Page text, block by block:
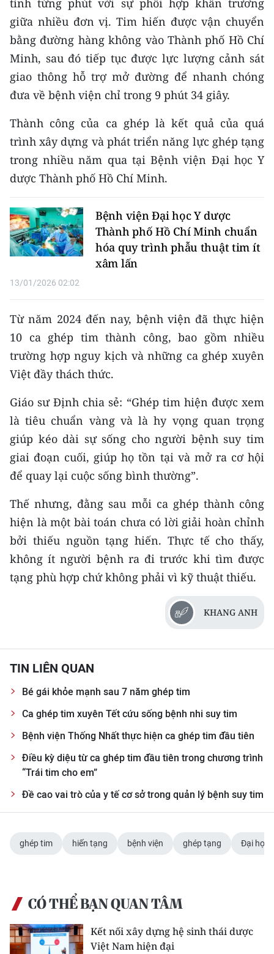
CHUYÊN ĐỀ
CÁC CHUYÊN TRANG
VỀ BÁO NHÂN DÂN
THỜI NAY
NHÂN DÂN CUỐI TUẦN
NHÂN DÂN HẰNG THÁNG
MUA BÁO
ĐỌC BÁO IN
ENGLISH
中文
FRANÇAIS
РУССКИЙ
ESPAÑOL
한국어
tính từng phút với sự phối hợp khẩn trương
giữa nhiều đơn vị. Tim hiến được vận chuyển
bằng đường hàng không vào Thành phố Hồ Chí
Minh, sau đó tiếp tục được lực lượng cảnh sát
giao thông hỗ trợ mở đường để nhanh chóng
đưa về bệnh viện chỉ trong 9 phút 34 giây.
Thành công của ca ghép là kết quả của quá
trình xây dựng và phát triển năng lực ghép tạng
trong nhiều năm qua tại Bệnh viện Đại học Y
dược Thành phố Hồ Chí Minh.
Bệnh viện Đại học Y dược
Thành phố Hồ Chí Minh chuẩn
hóa quy trình phẫu thuật tim ít
xâm lấn
13/01/2026 02:02
Từ năm 2024 đến nay, bệnh viện đã thực hiện
10 ca ghép tim thành công, bao gồm nhiều
trường hợp nguy kịch và những ca ghép xuyên
Việt đầy thách thức.
Giáo sư Định chia sẻ: “Ghép tim hiện được xem
là tiêu chuẩn vàng và là hy vọng quan trọng
giúp kéo dài sự sống cho người bệnh suy tim
giai đoạn cuối, giúp họ tồn tại và mở ra cơ hội
để quay lại cuộc sống bình thường”.
Thế nhưng, đằng sau mỗi ca ghép thành công
hiện là một bài toán chưa có lời giải hoàn chỉnh
bởi thiếu nguồn tạng hiến. Thực tế cho thấy,
không ít người bệnh ra đi trước khi tìm được
tạng phù hợp chứ không phải vì kỹ thuật thiếu.
KHANG ANH
TIN LIÊN QUAN
Bé gái khỏe mạnh sau 7 năm ghép tim
Ca ghép tim xuyên Tết cứu sống bệnh nhi suy tim
Bệnh viện Thống Nhất thực hiện ca ghép tim đầu tiên
Điều kỳ diệu từ ca ghép tim đầu tiên trong chương trình
“Trái tim cho em”
Đề cao vai trò của y tế cơ sở trong quản lý bệnh suy tim
ghép tim hiến tạng bệnh viện ghép tạng Đại học
CÓ THỂ BẠN QUAN TÂM
Kết nối xây dựng hệ sinh thái dược
Việt Nam hiện đại